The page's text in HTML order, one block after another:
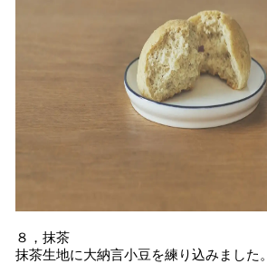
８，抹茶
抹茶生地に大納言小豆を練り込みました。